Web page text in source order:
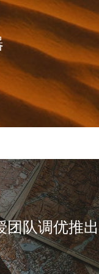
团队调优推出